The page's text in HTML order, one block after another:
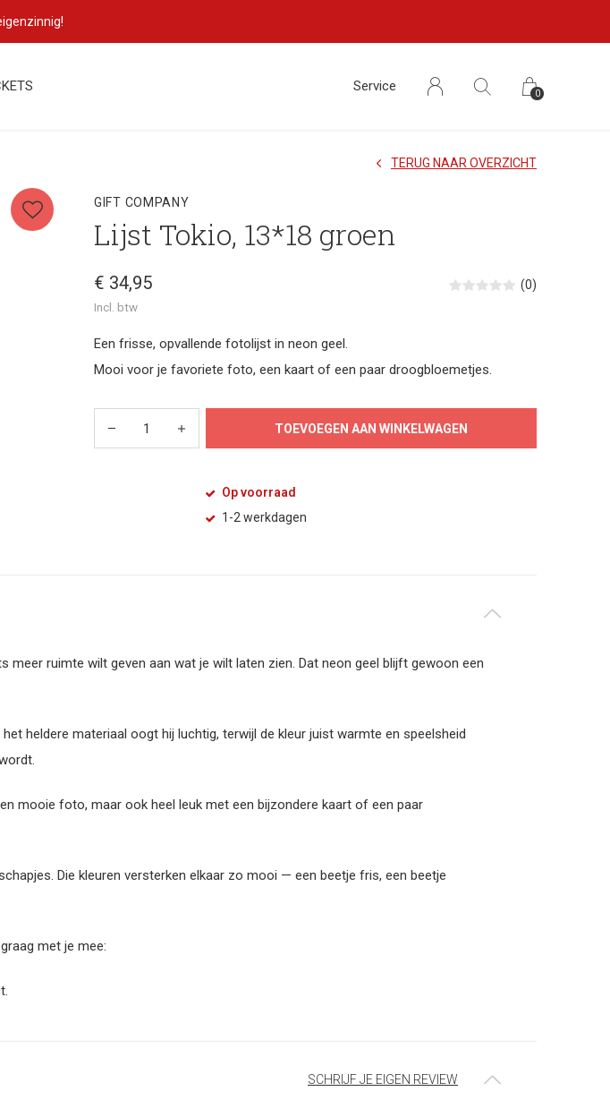
Service 0
GIFT COMPANY
Lijst Tokio, 13*18 groen
TERUG NAAR OVERZICHT
€ 34,95
Incl. btw
(0)
Een frisse, opvallende fotolijst in neon geel.
Mooi voor je favoriete foto, een kaart of een paar droogbloemetjes.
TOEVOEGEN AAN WINKELWAGEN
Op voorraad
1-2 werkdagen
ruimte wilt geven aan wat je wilt laten zien. Dat neon geel blijft gewoon een
heldere materiaal oogt hij luchtig, terwijl de kleur juist warmte en speelsheid
mooie foto, maar ook heel leuk met een bijzondere kaart of een paar
Die kleuren versterken elkaar zo mooi — een beetje fris, een beetje
met je mee:
SCHRIJF JE EIGEN REVIEW